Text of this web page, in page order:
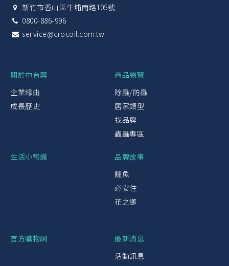
新竹市香山區牛埔南路105號
0800-886-996
service@crocoil.com.tw
關於中台興
企業緣由
成長歷史
商品總覽
除蟲/防蟲
居家類型
找品牌
蟲蟲專區
生活小常識
品牌故事
鱷魚
必安住
花之鄉
官方購物網
最新消息
活動訊息